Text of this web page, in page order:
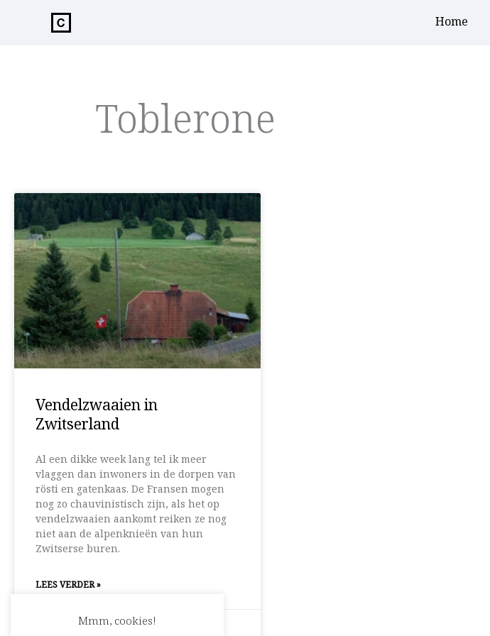
Home
Toblerone
Vendelzwaaien in
Zwitserland
Al een dikke week lang tel ik meer
vlaggen dan inwoners in de dorpen van
rösti en gatenkaas. De Fransen mogen
nog zo chauvinistisch zijn, als het op
vendelzwaaien aankomt reiken ze nog
niet aan de alpenknieën van hun
Zwitserse buren.
LEES VERDER »
26 augustus 2019 Geen reacties
Mmm, cookies!